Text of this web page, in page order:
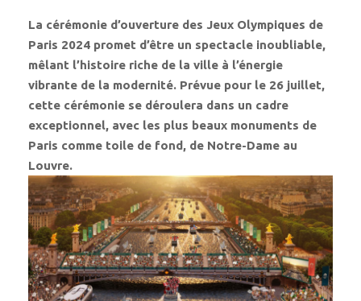
La cérémonie d’ouverture des Jeux Olympiques de
Paris 2024 promet d’être un spectacle inoubliable,
mêlant l’histoire riche de la ville à l’énergie
vibrante de la modernité. Prévue pour le 26 juillet,
cette cérémonie se déroulera dans un cadre
exceptionnel, avec les plus beaux monuments de
Paris comme toile de fond, de Notre-Dame au
Louvre.